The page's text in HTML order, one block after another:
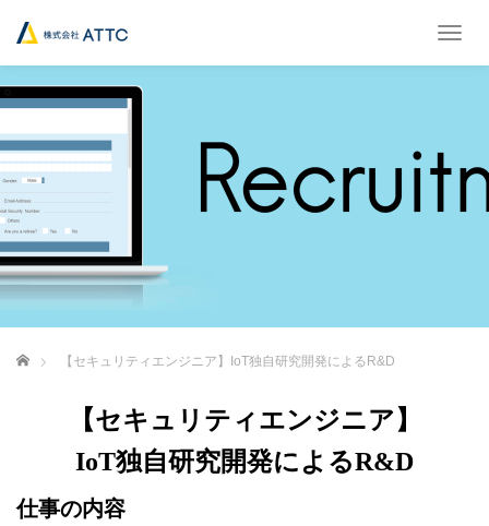
T
n
ホーム 【セキュリティエンジニア】IoT独自研究開発によるR&D
【セキュリティエンジニア】
IoT独自研究開発によるR&D
仕事の内容